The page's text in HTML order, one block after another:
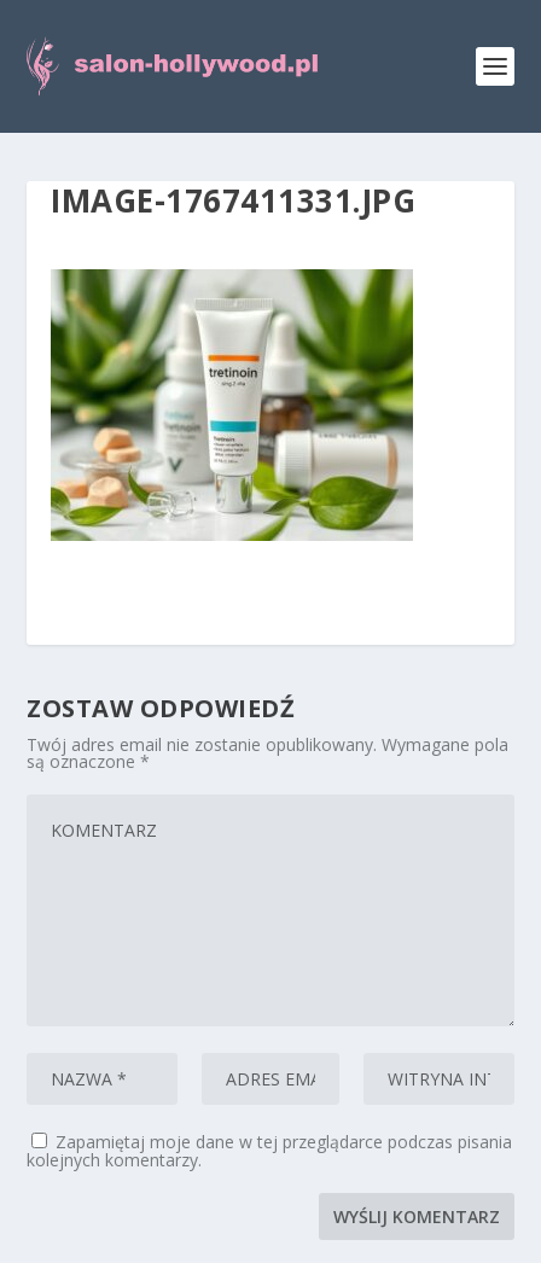
IMAGE-1767411331.JPG
ZOSTAW ODPOWIEDŹ
Twój adres email nie zostanie opublikowany. Wymagane pola
są oznaczone*
Zapamiętaj moje dane w tej przeglądarce podczas pisania
kolejnych komentarzy.